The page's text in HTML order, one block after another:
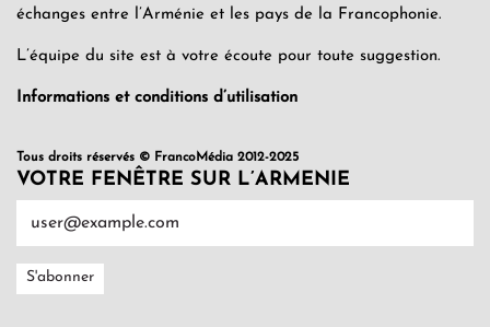
échanges entre l’Arménie et les pays de la Francophonie.
L’équipe du site est à votre écoute pour toute suggestion.
Informations et conditions d’utilisation
Tous droits réservés © FrancoMédia 2012-2025
VOTRE FENÊTRE SUR L’ARMENIE